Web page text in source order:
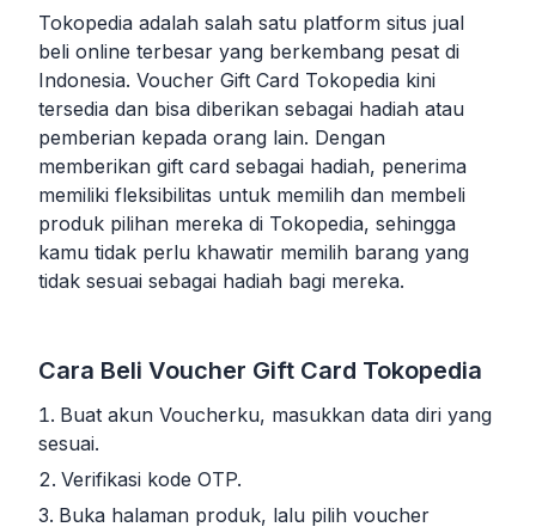
Tokopedia adalah salah satu platform situs jual
beli online terbesar yang berkembang pesat di
Indonesia. Voucher Gift Card Tokopedia kini
tersedia dan bisa diberikan sebagai hadiah atau
pemberian kepada orang lain. Dengan
memberikan gift card sebagai hadiah, penerima
memiliki fleksibilitas untuk memilih dan membeli
produk pilihan mereka di Tokopedia, sehingga
kamu tidak perlu khawatir memilih barang yang
tidak sesuai sebagai hadiah bagi mereka.
Cara Beli Voucher Gift Card Tokopedia
Buat akun Voucherku, masukkan data diri yang
sesuai.
Verifikasi kode OTP.
Buka halaman produk, lalu pilih voucher